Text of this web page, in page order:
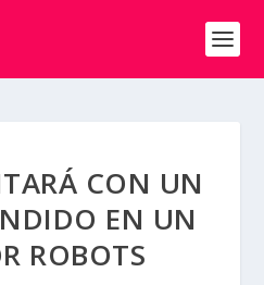
CON UN
EN UN
ROBOTS